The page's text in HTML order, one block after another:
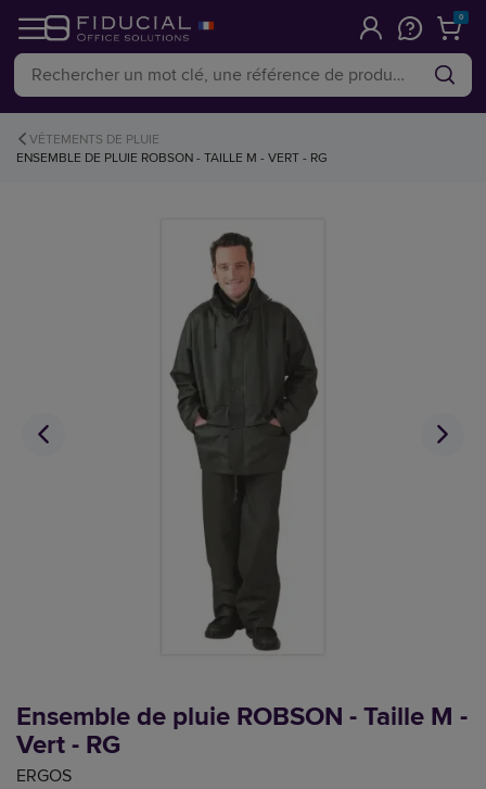
0
VÊTEMENTS DE PLUIE
ENSEMBLE DE PLUIE ROBSON - TAILLE M - VERT - RG
Ensemble de pluie ROBSON - Taille M -
Vert - RG
ERGOS